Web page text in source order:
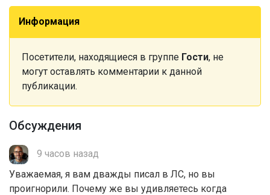
Информация
Посетители, находящиеся в группе Гости, не
могут оставлять комментарии к данной
публикации.
Обсуждения
9 часов назад
Уважаемая, я вам дважды писал в ЛС, но вы
проигнорили. Почему же вы удивляетесь когда